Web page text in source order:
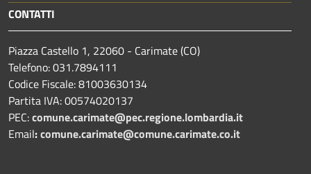
CONTATTI
Piazza Castello 1, 22060 - Carimate (CO)
Telefono: 031.7894111
Codice Fiscale: 81003630134
Partita IVA: 00574020137
PEC:comune.carimate@pec.regione.lombardia.it
Email:comune.carimate@comune.carimate.co.it